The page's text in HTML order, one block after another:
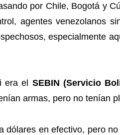
por Chile, Bogotá y
agentes venezolanos
especialmente
era el SEBIN (Servicio
armas, pero no tenían
dólares en efectivo, pero